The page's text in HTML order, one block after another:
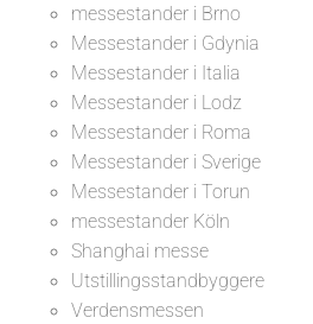
messestander i Brno
Messestander i Gdynia
Messestander i Italia
Messestander i Lodz
Messestander i Roma
Messestander i Sverige
Messestander i Torun
messestander Köln
Shanghai messe
Utstillingsstandbyggere
Verdensmessen